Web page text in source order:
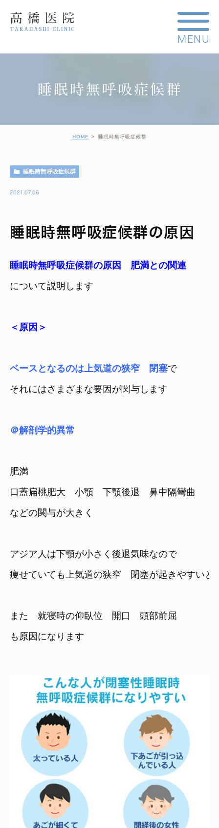
睡眠時無呼吸症候群
HOME 睡眠時無呼吸症候群
睡眠時無呼吸症候群
2021.07.06
睡眠時無呼吸症候群の原因
睡眠時無呼吸症候群の原因
肥満との関連
について説明します
＜原因＞
ベースとなるのは上気道の狭窄　閉塞で
それにはさまざまな要因が関与します
＠解剖学的異常
肥満
口蓋扁桃肥大　小顎　下顎後退　鼻中隔彎曲
アジア人は下顎が小さく後退気味なので
痩せていても上気道の狭窄　閉塞が起きやすいと
また　就寝時の仰臥位　開口　頭部前屈
も原因になります